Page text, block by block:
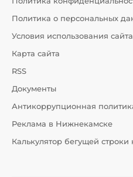
Политика о персональных
Условия использования сайта
Карта сайта
RSS
Документы
Антикоррупционная
Реклама в Нижнекамске
Калькулятор бегущей